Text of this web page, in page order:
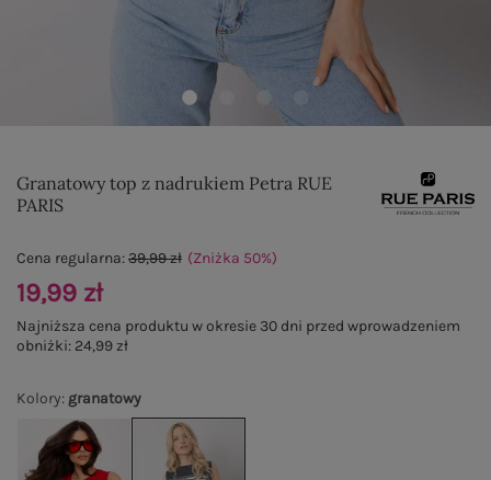
Granatowy top z nadrukiem Petra RUE
PARIS
Kolory: granatowy
Cena regularna:39,99 zł (Zniżka 50%)
19,99 zł
Najniższa cena produktu w okresie 30 dni przed wprowadzeniem
obniżki: 24,99 zł